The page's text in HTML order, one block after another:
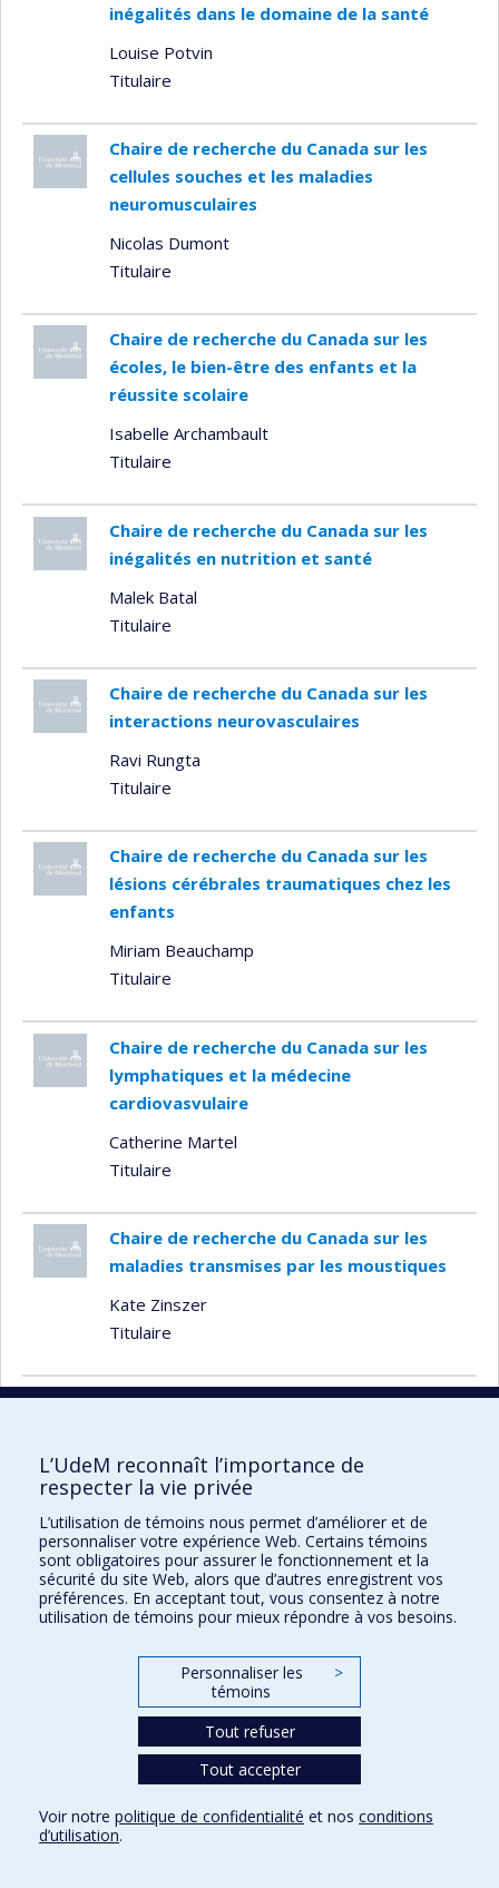
inégalités dans le domaine de la santé
Louise Potvin
Titulaire
Chaire de recherche du Canada sur les
cellules souches et les maladies
neuromusculaires
Nicolas Dumont
Titulaire
Chaire de recherche du Canada sur les
écoles, le bien-être des enfants et la
réussite scolaire
Isabelle Archambault
Titulaire
Chaire de recherche du Canada sur les
inégalités en nutrition et santé
Malek Batal
Titulaire
Chaire de recherche du Canada sur les
interactions neurovasculaires
Ravi Rungta
Titulaire
Chaire de recherche du Canada sur les
lésions cérébrales traumatiques chez les
enfants
Miriam Beauchamp
Titulaire
Chaire de recherche du Canada sur les
lymphatiques et la médecine
cardiovasvulaire
Catherine Martel
Titulaire
Chaire de recherche du Canada sur les
maladies transmises par les moustiques
Kate Zinszer
Titulaire
Chaire de recherche du Canada sur les
Anick Bérard
Titulaire
Chaire de recherche du Canada sur les
nanostructures et interfaces
électriquement actives
Richard Martel
Chaire de recherche du Canada sur les
origines développementales de la
vulnérabilité et de la résilience
Isabelle Ouellet-Morin
L’UdeM reconnaît l’importance de
respecter la vie privée
L’utilisation de témoins nous permet d’améliorer et de
personnaliser votre expérience Web. Certains témoins
sont obligatoires pour assurer le fonctionnement et la
sécurité du site Web, alors que d’autres enregistrent vos
préférences. En acceptant tout, vous consentez à notre
utilisation de témoins pour mieux répondre à vos besoins.
Personnaliser les
témoins
>
Tout refuser
Tout accepter
Voir notre politique de confidentialité et nos conditions
d’utilisation.